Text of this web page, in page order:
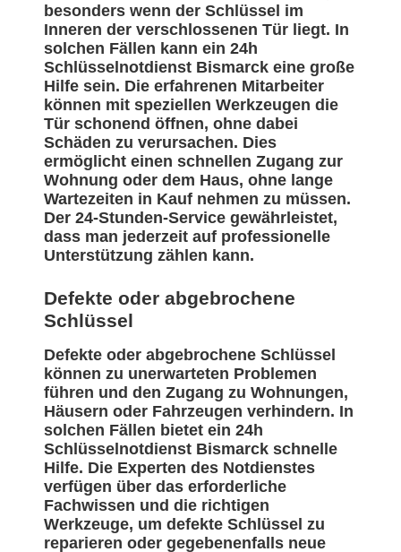
besonders wenn der Schlüssel im
Inneren der verschlossenen Tür liegt. In
solchen Fällen kann ein 24h
Schlüsselnotdienst Bismarck eine große
Hilfe sein. Die erfahrenen Mitarbeiter
können mit speziellen Werkzeugen die
Tür schonend öffnen, ohne dabei
Schäden zu verursachen. Dies
ermöglicht einen schnellen Zugang zur
Wohnung oder dem Haus, ohne lange
Wartezeiten in Kauf nehmen zu müssen.
Der 24-Stunden-Service gewährleistet,
dass man jederzeit auf professionelle
Unterstützung zählen kann.
Defekte oder abgebrochene
Schlüssel
Defekte oder abgebrochene Schlüssel
können zu unerwarteten Problemen
führen und den Zugang zu Wohnungen,
Häusern oder Fahrzeugen verhindern. In
solchen Fällen bietet ein 24h
Schlüsselnotdienst Bismarck schnelle
Hilfe. Die Experten des Notdienstes
verfügen über das erforderliche
Fachwissen und die richtigen
Werkzeuge, um defekte Schlüssel zu
reparieren oder gegebenenfalls neue